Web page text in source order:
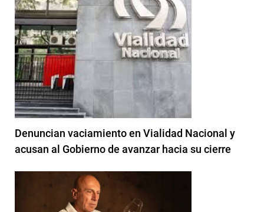
Denuncian vaciamiento en Vialidad Nacional y
acusan al Gobierno de avanzar hacia su cierre